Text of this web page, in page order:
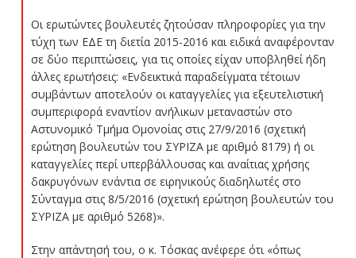
Οι ερωτώντες βουλευτές ζητούσαν πληροφορίες για την
τύχη των ΕΔΕ τη διετία 2015-2016 και ειδικά αναφέρονταν
σε δύο περιπτώσεις, για τις οποίες είχαν υποβληθεί ήδη
άλλες ερωτήσεις: «Ενδεικτικά παραδείγματα τέτοιων
συμβάντων αποτελούν οι καταγγελίες για εξευτελιστική
συμπεριφορά εναντίον ανήλικων μεταναστών στο
Αστυνομικό Τμήμα Ομονοίας στις 27/9/2016 (σχετική
ερώτηση βουλευτών του ΣΥΡΙΖΑ με αριθμό 8179) ή οι
καταγγελίες περί υπερβάλλουσας και αναίτιας χρήσης
δακρυγόνων ενάντια σε ειρηνικούς διαδηλωτές στο
Σύνταγμα στις 8/5/2016 (σχετική ερώτηση βουλευτών του
ΣΥΡΙΖΑ με αριθμό 5268)».
Στην απάντησή του, ο κ. Τόσκας ανέφερε ότι «όπως